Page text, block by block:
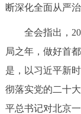
断深化全面从严
全会指出，
局之年，做好首
是，以习近平新
彻落实党的二十
平总书记对北京